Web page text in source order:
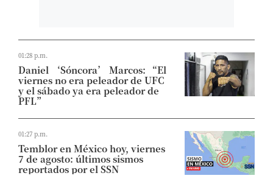
01:28 p.m.
Daniel ‘Sóncora’ Marcos: “El
viernes no era peleador de UFC
y el sábado ya era peleador de
PFL”
01:27 p.m.
Temblor en México hoy, viernes
7 de agosto: últimos sismos
reportados por el SSN